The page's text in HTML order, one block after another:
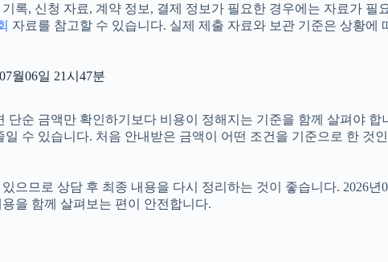
록, 신청 자료, 계약 정보, 결제 정보가 필요한 경우에는 자료가 필
자료를 참고할 수 있습니다. 실제 제출 자료와 보관 기준은 상황
월06일 21시47분
순 금액만 확인하기보다 비용이 정해지는 기준을 함께 살펴야 합
수 있습니다. 처음 안내받은 금액이 어떤 조건을 기준으로 한 것
으므로 상담 후 최종 내용을 다시 정리하는 것이 좋습니다. 2026
을 함께 살펴보는 편이 안전합니다.